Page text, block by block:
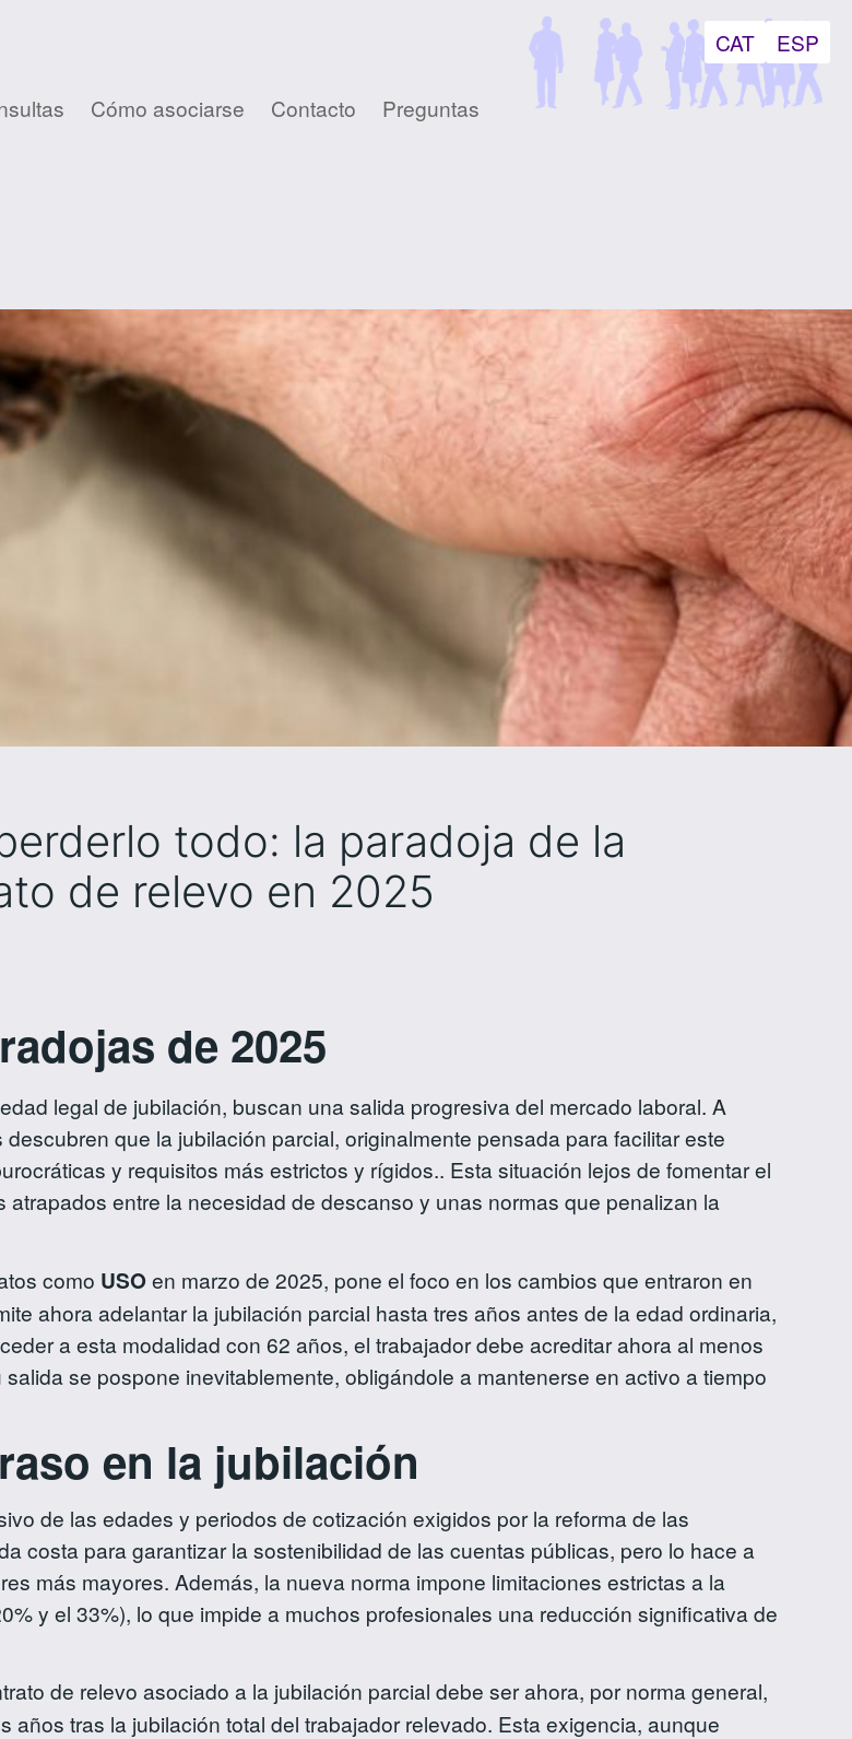
CAT ESP
Cómo asociarse Contacto Preguntas
todo: la paradoja de la
de relevo en 2025
de 2025
legal de jubilación, buscan una salida progresiva del mercado laboral. A
que la jubilación parcial, originalmente pensada para facilitar este
y requisitos más estrictos y rígidos.. Esta situación lejos de fomentar el
entre la necesidad de descanso y unas normas que penalizan la
como USOen marzo de 2025, pone el foco en los cambios que entraron en
ahora adelantar la jubilación parcial hasta tres años antes de la edad ordinaria,
a esta modalidad con 62 años, el trabajador debe acreditar ahora al menos
se pospone inevitablemente, obligándole a mantenerse en activo a tiempo
en la jubilación
de las edades y periodos de cotización exigidos por la reforma de las
costa para garantizar la sostenibilidad de las cuentas públicas, pero lo hace a
más mayores. Además, la nueva norma impone limitaciones estrictas a la
y el 33%), lo que impide a muchos profesionales una reducción significativa de
de relevo asociado a la jubilación parcial debe ser ahora, por norma general,
tras la jubilación total del trabajador relevado. Esta exigencia, aunque